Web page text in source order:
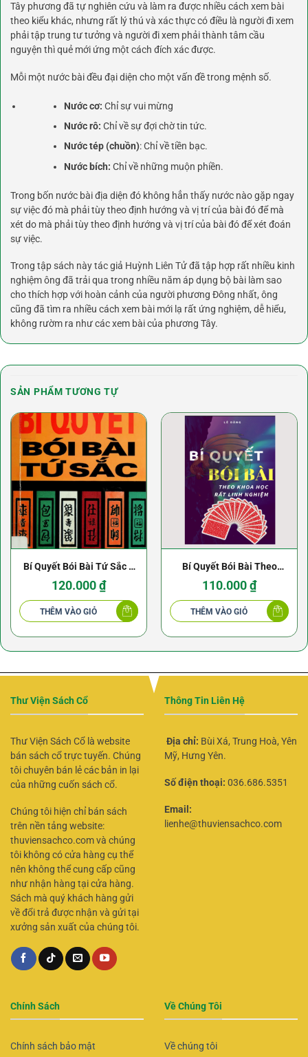
Tây phương đã tự nghiên cứu và làm ra được nhiều cách xem bài
theo kiểu khác, nhưng rất lý thú và xác thực có điều là người đi xem
phải tập trung tư tưởng và người đi xem phải thành tâm cầu
nguyện thì quẻ mới ứng một cách đích xác được.
Mỗi một nước bài đều đại diện cho một vấn đề trong mệnh số.
Nước cơ: Chỉ sự vui mừng
Nước rô: Chỉ về sự đợi chờ tin tức.
Nước tép (chuồn): Chỉ về tiền bạc.
Nước bích: Chỉ về những muộn phiền.
Trong bốn nước bài địa diện đó không hẳn thấy nước nào gặp ngay
sự việc đó mà phải tùy theo định hướng và vị trí của bài đó để mà
xét do mà phải tùy theo định hướng và vị trí của bài đó để xét đoán
sự việc.
Trong tập sách này tác giả Huỳnh Liên Tử đã tập hợp rất nhiều kinh
nghiệm ông đã trải qua trong nhiều năm áp dụng bộ bài làm sao
cho thích hợp với hoàn cảnh của người phương Đông nhất, ông
cũng đã tìm ra nhiều cách xem bài mới lạ rất ứng nghiệm, dễ hiểu,
không rườm ra như các xem bài của phương Tây.
SẢN PHẨM TƯƠNG TỰ
Bí Quyết Bói Bài Tứ Sắc –
Pierre Dodinh
120.000₫
THÊM VÀO GIỎ
Bí Quyết Bói Bài Theo
Khoa Học Rất Linh Nghiệm
110.000₫
THÊM VÀO GIỎ
Thư Viện Sách Cổ
Thư Viện Sách Cổ là website
bán sách cổ trực tuyến. Chúng
tôi chuyên bán lẻ các bản in lại
của những cuốn sách cổ.
Chúng tôi hiện chỉ bán sách
trên nền tảng website:
thuviensachco.com và chúng
tôi không có cửa hàng cụ thể
nên không thể cung cấp cũng
như nhận hàng tại cửa hàng.
Sách mà quý khách hàng gửi
về đổi trả được nhận và gửi tại
xưởng sản xuất của chúng tôi.
Thông Tin Liên Hệ
Địa chỉ: Bùi Xá, Trung Hoà, Yên
Mỹ, Hưng Yên.
Số điện thoại: 036.686.5351
Email:
lienhe@thuviensachco.com
Chính Sách
Chính sách bảo mật
Về Chúng Tôi
Về chúng tôi